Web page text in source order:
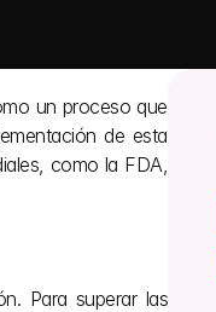
un proceso que
de esta
como la FDA,
Para superar las